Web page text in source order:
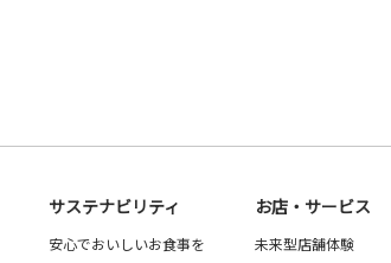
サステナビリティ
安心でおいしいお食事を
お店・サービス
未来型店舗体験